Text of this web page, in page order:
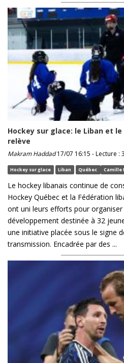
Hockey sur glace: le Liban et
relève
Makram Haddad17/07 16:15 - Lecture :
Hockey sur glace Liban Québec Camille
Le hockey libanais continue de
Hockey Québec et la Fédération
ont uni leurs efforts pour
développement destinée à 32
une initiative placée sous le signe
transmission. Encadrée par des ...